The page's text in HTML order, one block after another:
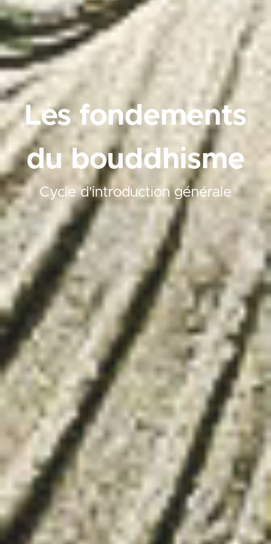
Les fondements
dubouddhisme
Cycle d'introduction générale